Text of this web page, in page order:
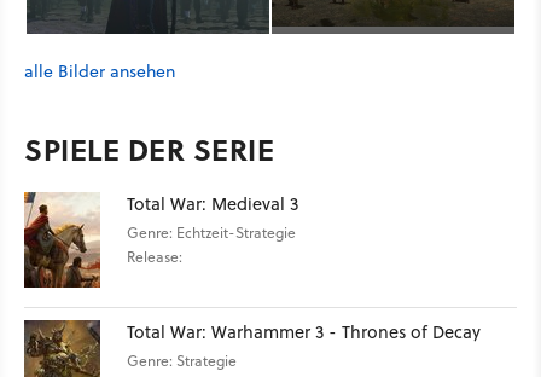
alle Bilder ansehen
SPIELE DER SERIE
Total War: Medieval 3
Genre: Echtzeit-Strategie
Release:
Total War: Warhammer 3 - Thrones of Decay
Genre: Strategie